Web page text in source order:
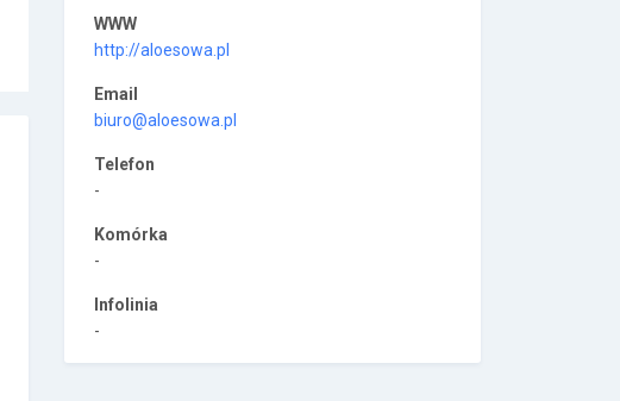
WWW
http://aloesowa.pl
Email
biuro@aloesowa.pl
Telefon
-
Komórka
-
Infolinia
-